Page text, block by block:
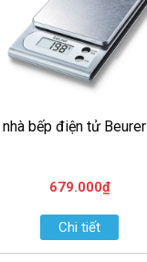
nhà bếp điện tử
679.000₫
Chi tiết